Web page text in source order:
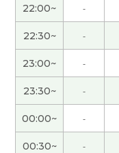
多谢老师！！！！！
汪新的父亲当年明
证? 一种很不平静
那么你来日本的时
早上我又吃纳豆
22:00~ -
22:30~ -
23:00~ -
23:30~ -
00:00~ -
00:30~ -